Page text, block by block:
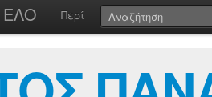
ΕΛΟ Περί